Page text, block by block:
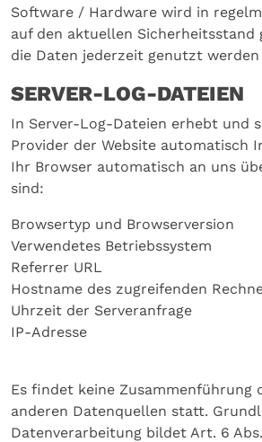
Software / Hardware wird in
auf den aktuellen Sicherheitsstand
die Daten jederzeit genutzt werden
SERVER-LOG-DATEIEN
In Server-Log-Dateien erhebt und
Provider der Website automatisch
Ihr Browser automatisch an uns
sind:
Browsertyp und Browserversion
Verwendetes Betriebssystem
Referrer URL
Hostname des zugreifenden
Uhrzeit der Serveranfrage
IP-Adresse
Es findet keine Zusammenführung
anderen Datenquellen statt.
Datenverarbeitung bildet Art. 6